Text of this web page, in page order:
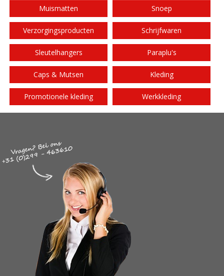
Muismatten Snoep
Verzorgingsproducten Schrijfwaren
Sleutelhangers Paraplu's
Caps & Mutsen Kleding
Promotionele kleding Werkkleding